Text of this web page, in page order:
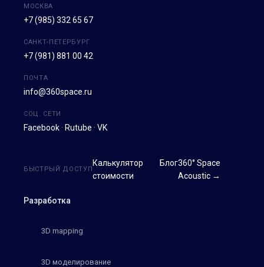
МОСКВА
+7 (985) 332 65 67
САНКТ-ПЕТЕРБУРГ
+7 (981) 881 00 42
ПОЧТА
info@360space.ru
СОЦ. СЕТИ
Facebook · Rutube · VK
Разработка
3D mapping
3D моделирование
БЫСТРЫЙ ДОСТУП
Калькулятор
стоимости
Блог360° Space
Acoustic →